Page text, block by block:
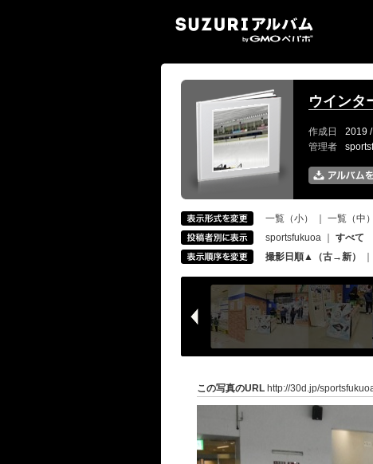
ウインタ
作成日 2019
管理者
一覧（小） 一覧（中）
sportsfukuoa
すべて
撮影日順▲（古→新）
この写真のURL http://30d.jp/